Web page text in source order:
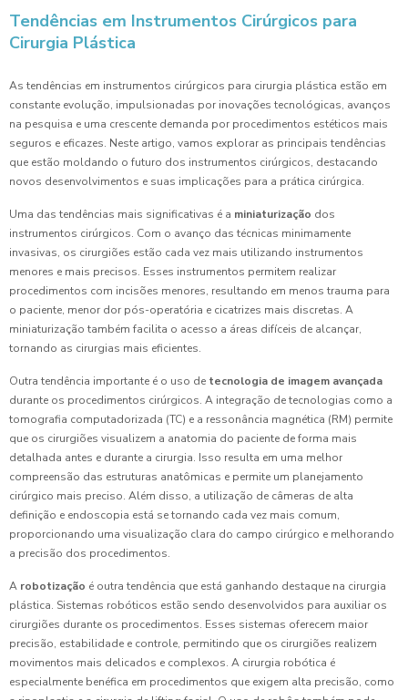
Tendências em Instrumentos Cirúrgicos para
Cirurgia Plástica
As tendências em instrumentos cirúrgicos para cirurgia plástica estão em
constante evolução, impulsionadas por inovações tecnológicas, avanços
na pesquisa e uma crescente demanda por procedimentos estéticos mais
seguros e eficazes. Neste artigo, vamos explorar as principais tendências
que estão moldando o futuro dos instrumentos cirúrgicos, destacando
novos desenvolvimentos e suas implicações para a prática cirúrgica.
Uma das tendências mais significativas é a miniaturização dos
instrumentos cirúrgicos. Com o avanço das técnicas minimamente
invasivas, os cirurgiões estão cada vez mais utilizando instrumentos
menores e mais precisos. Esses instrumentos permitem realizar
procedimentos com incisões menores, resultando em menos trauma para
o paciente, menor dor pós-operatória e cicatrizes mais discretas. A
miniaturização também facilita o acesso a áreas difíceis de alcançar,
tornando as cirurgias mais eficientes.
Outra tendência importante é o uso de tecnologia de imagem avançada
durante os procedimentos cirúrgicos. A integração de tecnologias como a
tomografia computadorizada (TC) e a ressonância magnética (RM) permite
que os cirurgiões visualizem a anatomia do paciente de forma mais
detalhada antes e durante a cirurgia. Isso resulta em uma melhor
compreensão das estruturas anatômicas e permite um planejamento
cirúrgico mais preciso. Além disso, a utilização de câmeras de alta
definição e endoscopia está se tornando cada vez mais comum,
proporcionando uma visualização clara do campo cirúrgico e melhorando
a precisão dos procedimentos.
A robotização é outra tendência que está ganhando destaque na cirurgia
plástica. Sistemas robóticos estão sendo desenvolvidos para auxiliar os
cirurgiões durante os procedimentos. Esses sistemas oferecem maior
precisão, estabilidade e controle, permitindo que os cirurgiões realizem
movimentos mais delicados e complexos. A cirurgia robótica é
especialmente benéfica em procedimentos que exigem alta precisão, como